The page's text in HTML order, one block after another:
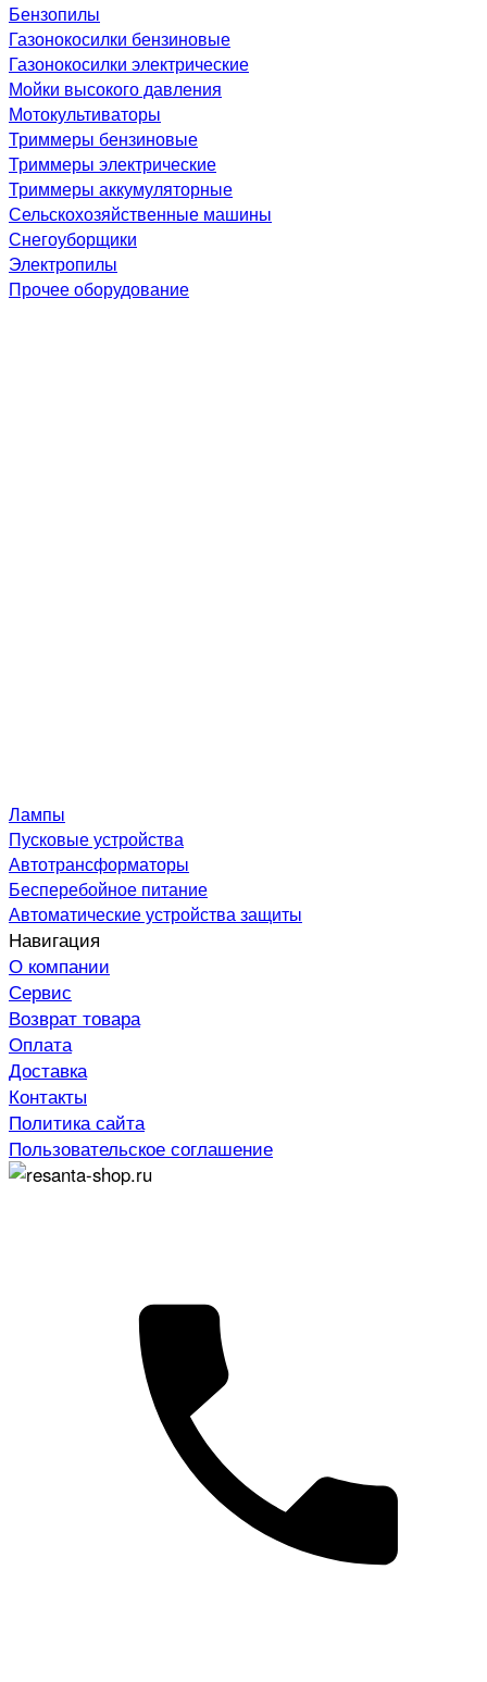
Бензопилы
Газонокосилки бензиновые
Газонокосилки электрические
Мойки высокого давления
Мотокультиваторы
Триммеры бензиновые
Триммеры электрические
Триммеры аккумуляторные
Сельскохозяйственные машины
Снегоуборщики
Электропилы
Прочее оборудование
Лампы
Пусковые устройства
Автотрансформаторы
Бесперебойное питание
Автоматические устройства защиты
Навигация
О компании
Сервис
Возврат товара
Оплата
Доставка
Контакты
Политика сайта
Пользовательское соглашение